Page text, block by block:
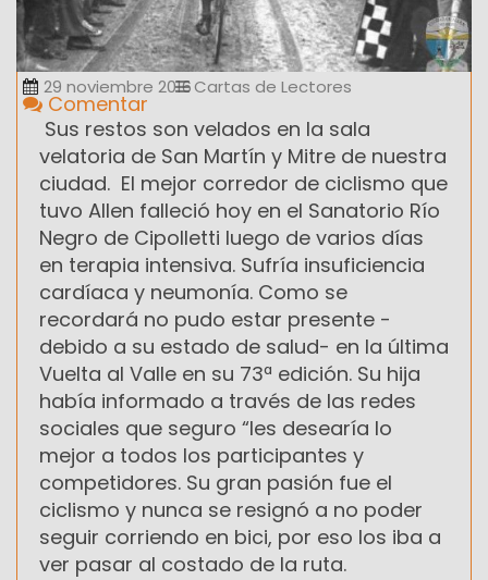
29 noviembre 2016Cartas de Lectores
Comentar
Sus restos son velados en la sala
velatoria de San Martín y Mitre de nuestra
ciudad. El mejor corredor de ciclismo que
tuvo Allen falleció hoy en el Sanatorio Río
Negro de Cipolletti luego de varios días
en terapia intensiva. Sufría insuficiencia
cardíaca y neumonía. Como se
recordará no pudo estar presente -
debido a su estado de salud- en la última
Vuelta al Valle en su 73ª edición. Su hija
había informado a través de las redes
sociales que seguro “les desearía lo
mejor a todos los participantes y
competidores. Su gran pasión fue el
ciclismo y nunca se resignó a no poder
seguir corriendo en bici, por eso los iba a
ver pasar al costado de la ruta.